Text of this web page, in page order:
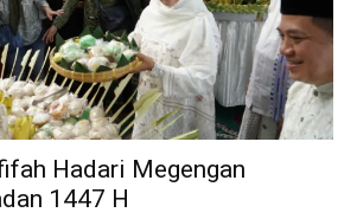
Hadari Megengan
1447 H